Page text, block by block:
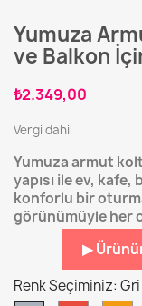
Yumuza
ve Balkon
₺2.349,00
Vergi dahil
Yumuza armut
yapısı ile ev,
konforlu bir
görünümüyle her
▶
Renk Seçiminiz: Gri